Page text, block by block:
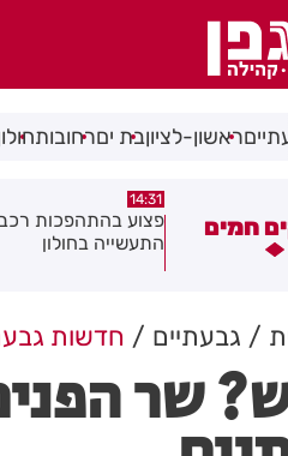
ראשון-לציוןבת יםרחובות
חמים
לאזור
14:15
תיסלם ואתניקס
באוויר
גבעתיים חדשות
שר